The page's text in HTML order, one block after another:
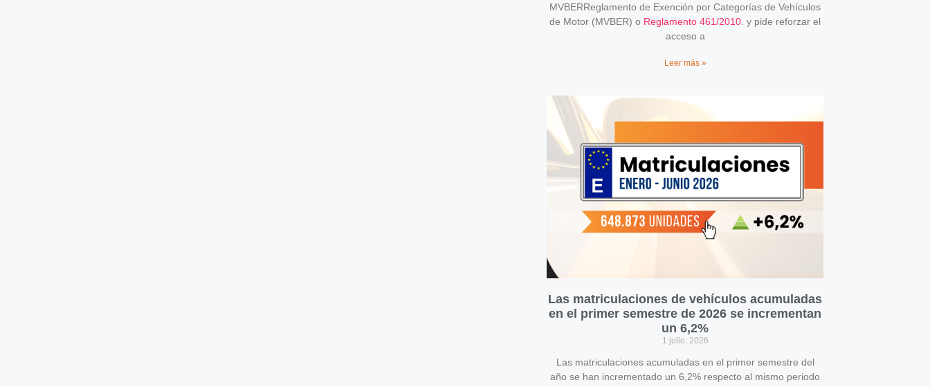
MVBERReglamento de Exención por Categorías de Vehículos
de Motor (MVBER) o Reglamento 461/2010 . y pide reforzar el
acceso a
Leer más »
Las matriculaciones de vehículos acumuladas
en el primer semestre de 2026 se incrementan
un 6,2%
1 julio, 2026
Las matriculaciones acumuladas en el primer semestre del
año se han incrementado un 6,2% respecto al mismo periodo